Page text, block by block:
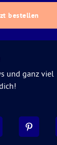
bestellen
und ganz viel